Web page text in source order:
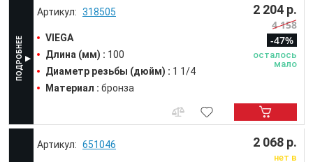
318505
VIEGA
Длина (мм) : 100
Диаметр резьбы (дюйм) : 1 1/4
Материал : бронза
2 204 р.
4 158
-47%
осталось
мало
651046 2 068 р.
нет в